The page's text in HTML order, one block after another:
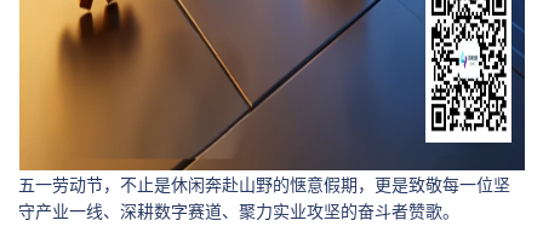
五一劳动节，不止是休闲奔赴山野的惬意假期，更是致敬每一位坚
守产业一线、深耕数字赛道、聚力实业攻坚的奋斗者赞歌。